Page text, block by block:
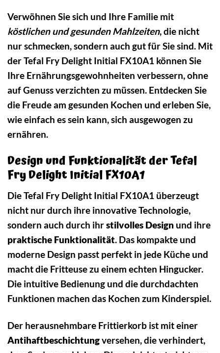
Verwöhnen Sie sich und Ihre Familie mit
köstlichen und gesunden Mahlzeiten, die nicht
nur schmecken, sondern auch gut für Sie sind. Mit
der Tefal Fry Delight Initial FX10A1 können Sie
Ihre Ernährungsgewohnheiten verbessern, ohne
auf Genuss verzichten zu müssen. Entdecken Sie
die Freude am gesunden Kochen und erleben Sie,
wie einfach es sein kann, sich ausgewogen zu
ernähren.
Design und Funktionalität der Tefal
Fry Delight Initial FX10A1
Die Tefal Fry Delight Initial FX10A1 überzeugt
nicht nur durch ihre innovative Technologie,
sondern auch durch ihrstilvolles Design und ihre
praktische Funktionalität. Das kompakte und
moderne Design passt perfekt in jede Küche und
macht die Fritteuse zu einem echten Hingucker.
Die intuitive Bedienung und die durchdachten
Funktionen machen das Kochen zum Kinderspiel.
Der herausnehmbare Frittierkorb ist mit einer
Antihaftbeschichtungversehen, die verhindert,